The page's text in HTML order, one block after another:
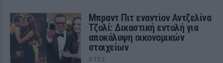
Μπραντ Πιτ εναντίον Αντζελίνα
Τζολί: Δικαστική εντολή για
αποκάλυψη οικονομικών
στοιχείων
ΧΤΕΣ